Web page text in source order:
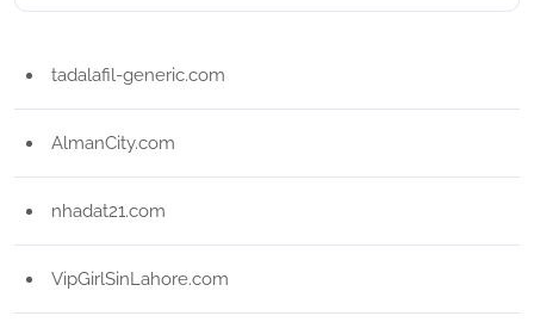
tadalafil-generic.com
AlmanCity.com
nhadat21.com
VipGirlSinLahore.com